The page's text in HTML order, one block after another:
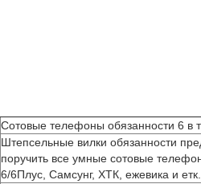
Сотовые телефоны обязанности 6 в
Штепсельные вилки обязанности
поручить все умные сотовые
6/6Плус, Самсунг, ХТК, ежевика и етк.